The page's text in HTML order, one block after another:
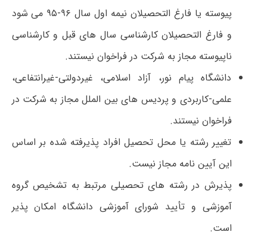
پیوسته یا فارغ التحصیلان نیمه اول سال ۹۶-۹۵ می شود
و فارغ التحصیلان کارشناسی سال های قبل و کارشناسی
ناپیوسته مجاز به شرکت در فراخوان نیستند.
دانشگاه پیام نور، آزاد اسلامی، غیردولتی-غیرانتفاعی،
علمی-کاربردی و پردیس های بین الملل مجاز به شرکت در
فراخوان نیستند.
تغییر رشته یا محل تحصیل افراد پذیرفته شده بر اساس
این آیین نامه مجاز نیست.
پذیرش در رشته های تحصیلی مرتبط به تشخیص گروه
آموزشی و تأیید شورای آموزشی دانشگاه امکان پذیر
است.